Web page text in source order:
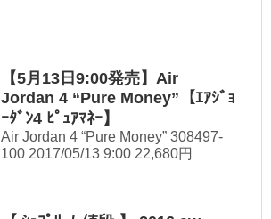
【5月13日9:00発売】Air
Jordan 4 “Pure Money”【ｴｱｼﾞｮ
ｰﾀﾞﾝ4 ﾋﾟｭｱﾏﾈｰ】
Air Jordan 4 “Pure Money” 308497-
100 2017/05/13 9:00 22,680円